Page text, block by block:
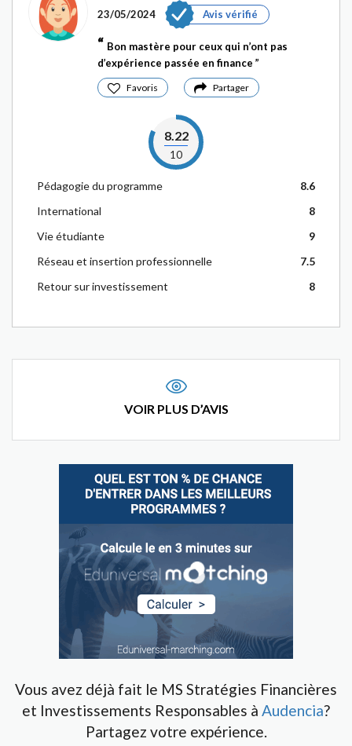
23/05/2024
Avis vérifié
Bon mastère pour ceux qui n’ont pas
d’expérience passée en finance
Favoris Partager
8.22
10
Pédagogie du programme
8.6
International
8
Vie étudiante
9
Réseau et insertion professionnelle
7.5
Retour sur investissement
8
VOIR PLUS D’AVIS
Vous avez déjà fait le MS Stratégies Financières
et Investissements Responsables à Audencia?
Partagez votre expérience.